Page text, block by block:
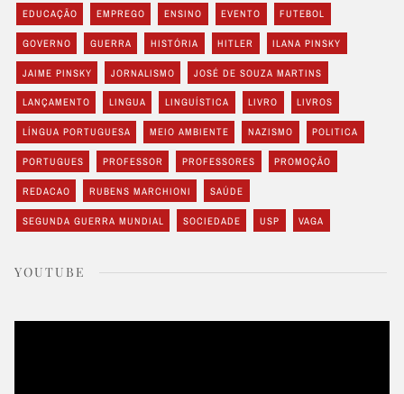
EDUCAÇÃO EMPREGO ENSINO EVENTO FUTEBOL
GOVERNO GUERRA HISTÓRIA HITLER ILANA PINSKY
JAIME PINSKY JORNALISMO JOSÉ DE SOUZA MARTINS
LANÇAMENTO LINGUA LINGUÍSTICA LIVRO LIVROS
LÍNGUA PORTUGUESA MEIO AMBIENTE NAZISMO POLITICA
PORTUGUES PROFESSOR PROFESSORES PROMOÇÃO
REDACAO RUBENS MARCHIONI SAÚDE
SEGUNDA GUERRA MUNDIAL SOCIEDADE USP VAGA
YOUTUBE